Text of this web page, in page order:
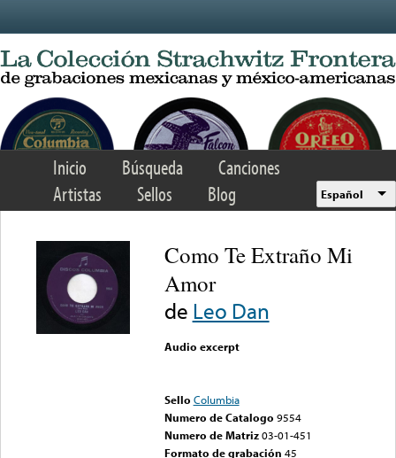
Inicio Búsqueda
Canciones
Artistas
Sellos Blog Español
Como Te Extraño Mi
Amor
de Leo Dan
Audio excerpt
Sello Columbia
Numero de Catalogo 9554
Numero de Matriz 03-01-451
Formato de grabación 45